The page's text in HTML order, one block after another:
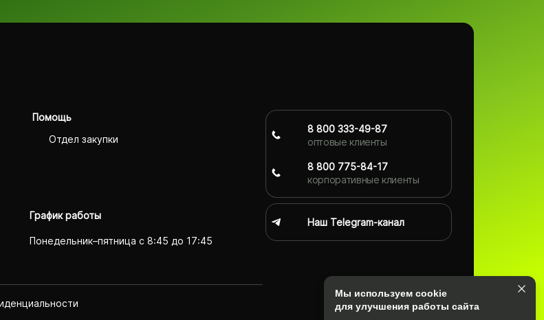
Помощь
Отдел закупки
График работы
Понедельник–пятница с 8:45 до 17:45
8 800 333-49-87
оптовые клиенты
8 800 775-84-17
корпоративные клиенты
Наш Telegram-канал
Мы используем cookie
для улучшения работы сайта